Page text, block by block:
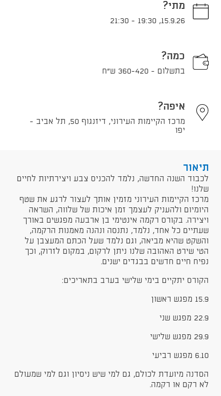
מתי?
15.9.26
,
19:30
-
21:30
כמה?
בתשלום - 360-420 ש"ח
איפה?
מרכז הקיימות העירוני, דיזנגוף 50, תל אביב -
יפו
תיאור
לכבוד השנה החדשה, נלמד להכניס צבע ויצירתיות לחיים
שלנו!
מרכז הקיימות העירוני מזמין אותך לעצור לרגע את שטף
היומיום ולהעניק לעצמך זמן איכות של שלווה, השראה
ויצירה. בקורס רקמה אינטימי בן ארבעה מפגשים באורך
שעתיים כל אחד, נלמד, נתנסה ונהנה מאמנות הרקמה,
והשקט שהיא מביאה, וגם נלמד שעל הכתם המעצבן על
הטי שירט האהובה שלנו ניתן לרקום, במקום לזרוק, וכך
נפיח חיים חדשים בבגדים ישנים.
הקורס יתקיים בימי שלישי בערב בתאריכים:
15.9 מפגש ראשון
22.9 מפגש שני
29.9 מפגש שלישי
6.10 מפגש רביעי
הסדנה מיועדת לכולם, גם למי שיש ניסיון וגם למי שמעולם
לא רקם או רקמה.